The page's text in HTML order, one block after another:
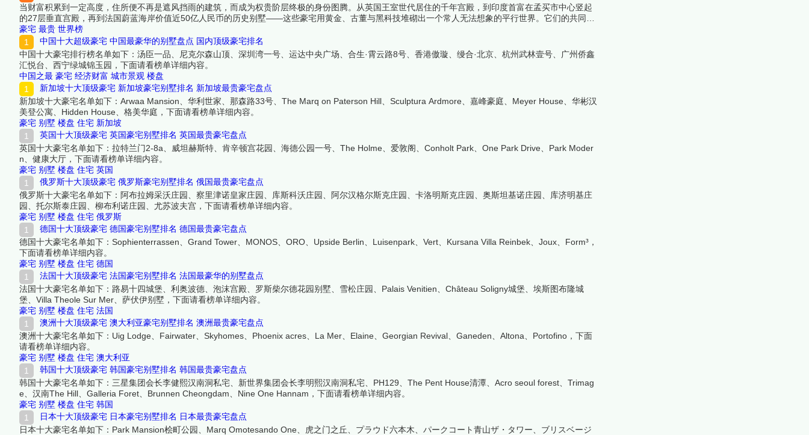
当财富积累到一定高度，住所便不再是遮风挡雨的建筑，而成为权贵阶层终极的身份图腾。从英国王室世代居住的千年宫殿，到印度首富在孟买市中心竖起
的27层垂直宫殿，再到法国蔚蓝海岸价值近50亿人民币的历史别墅——这些豪宅用黄金、古董与黑科技堆砌出一个常人无法想象的平行世界。它们的共同点
是：大门永远紧闭，内部细节高度保密，连邻居都不知道墙内究竟藏着什么。下面跟着榜中榜编辑一起来看看详细名单吧！
豪宅 最贵 世界榜
中国十大超级豪宅 中国最豪华的别墅盘点 国内顶级豪宅排名
中国十大豪宅排行榜名单如下：汤臣一品、尼克尔森山顶、深圳湾一号、运达中央广场、合生·霄云路8号、香港傲璇、缦合·北京、杭州武林壹号、广州侨鑫
汇悦台、西宁绿城锦玉园，下面请看榜单详细内容。
中国之最 豪宅 经济财富 城市景观 楼盘
新加坡十大顶级豪宅 新加坡豪宅别墅排名 新加坡最贵豪宅盘点
新加坡十大豪宅名单如下：Arwaa Mansion、华利世家、那森路33号、The Marq on Paterson Hill、Sculptura Ardmore、嘉峰豪庭、Meyer House、华彬汉
美登公寓、Hidden House、格美华庭，下面请看榜单详细内容。
豪宅 别墅 楼盘 住宅 新加坡
英国十大顶级豪宅 英国豪宅别墅排名 英国最贵豪宅盘点
英国十大豪宅名单如下：拉特兰门2-8a、威坦赫斯特、肯辛顿宫花园、海德公园一号、The Holme、爱敦阁、Conholt Park、One Park Drive、Park Moder
n、健康大厅，下面请看榜单详细内容。
豪宅 别墅 楼盘 住宅 英国
俄罗斯十大顶级豪宅 俄罗斯豪宅别墅排名 俄国最贵豪宅盘点
俄罗斯十大豪宅名单如下：阿布拉姆采沃庄园、察里津诺皇家庄园、库斯科沃庄园、阿尔汉格尔斯克庄园、卡洛明斯克庄园、奥斯坦基诺庄园、库济明基庄
园、托尔斯泰庄园、柳布利诺庄园、尤苏波夫宫，下面请看榜单详细内容。
豪宅 别墅 楼盘 住宅 俄罗斯
德国十大顶级豪宅 德国豪宅别墅排名 德国最贵豪宅盘点
德国十大豪宅名单如下：Sophienterrassen、Grand Tower、MONOS、ORO、Upside Berlin、Luisenpark、Vert、Kursana Villa Reinbek、Joux、Form³，
下面请看榜单详细内容。
豪宅 别墅 楼盘 住宅 德国
法国十大顶级豪宅 法国豪宅别墅排名 法国最豪华的别墅盘点
法国十大豪宅名单如下：路易十四城堡、利奥波德、泡沫宫殿、罗斯柴尔德花园别墅、雪松庄园、Palais Venitien、Château Soligny城堡、埃斯图布隆城
堡、Villa Theole Sur Mer、萨伏伊别墅，下面请看榜单详细内容。
豪宅 别墅 楼盘 住宅 法国
澳洲十大顶级豪宅 澳大利亚豪宅别墅排名 澳洲最贵豪宅盘点
澳洲十大豪宅名单如下：Uig Lodge、Fairwater、Skyhomes、Phoenix acres、La Mer、Elaine、Georgian Revival、Ganeden、Altona、Portofino，下面
请看榜单详细内容。
豪宅 别墅 楼盘 住宅 澳大利亚
韩国十大顶级豪宅 韩国豪宅别墅排名 韩国最贵豪宅盘点
韩国十大豪宅名单如下：三星集团会长李健熙汉南洞私宅、新世界集团会长李明熙汉南洞私宅、PH129、The Pent House清潭、Acro seoul forest、Trimag
e、汉南The Hill、Galleria Foret、Brunnen Cheongdam、Nine One Hannam，下面请看榜单详细内容。
豪宅 别墅 楼盘 住宅 韩国
日本十大顶级豪宅 日本豪宅别墅排名 日本最贵豪宅盘点
日本十大豪宅名单如下：Park Mansion桧町公园、Marq Omotesando One、虎之门之丘、プラウド六本木、パークコート青山ザ・タワー、ブリスベージ